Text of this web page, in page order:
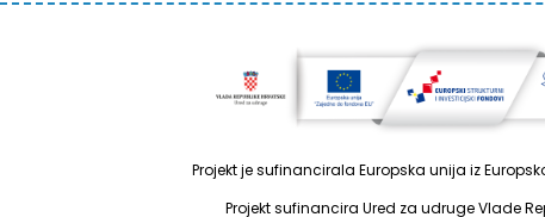
Projekt je sufinancirala Europska unija iz
Projekt sufinancira Ured za udruge Vlade